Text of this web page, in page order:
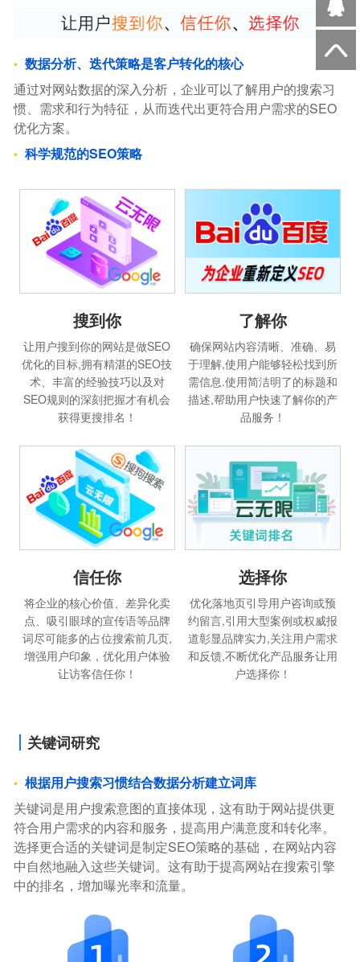
数据分析、迭代策略是客户转化的核心
通过对网站数据的深入分析，企业可以了解用户的搜索习
惯、需求和行为特征，从而迭代出更符合用户需求的SEO
优化方案。
科学规范的SEO策略
搜到你
让用户搜到你的网站是做SEO
优化的目标,拥有精湛的SEO技
术、丰富的经验技巧以及对
SEO规则的深刻把握才有机会
获得更搜排名！
了解你
确保网站内容清晰、准确、易
于理解,使用户能够轻松找到所
需信息.使用简洁明了的标题和
描述,帮助用户快速了解你的产
品服务！
信任你
将企业的核心价值、差异化卖
点、吸引眼球的宣传语等品牌
词尽可能多的占位搜索前几页,
增强用户印象，优化用户体验
让访客信任你！
选择你
优化落地页引导用户咨询或预
约留言,引用大型案例或权威报
道彰显品牌实力,关注用户需求
和反馈,不断优化产品服务让用
户选择你！
关键词研究
根据用户搜索习惯结合数据分析建立词库
关键词是用户搜索意图的直接体现，这有助于网站提供更
符合用户需求的内容和服务，提高用户满意度和转化率。
选择更合适的关键词是制定SEO策略的基础，在网站内容
中自然地融入这些关键词。这有助于提高网站在搜索引擎
中的排名，增加曝光率和流量。